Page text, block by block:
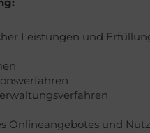
Leistungen und
Onlineangebotes und